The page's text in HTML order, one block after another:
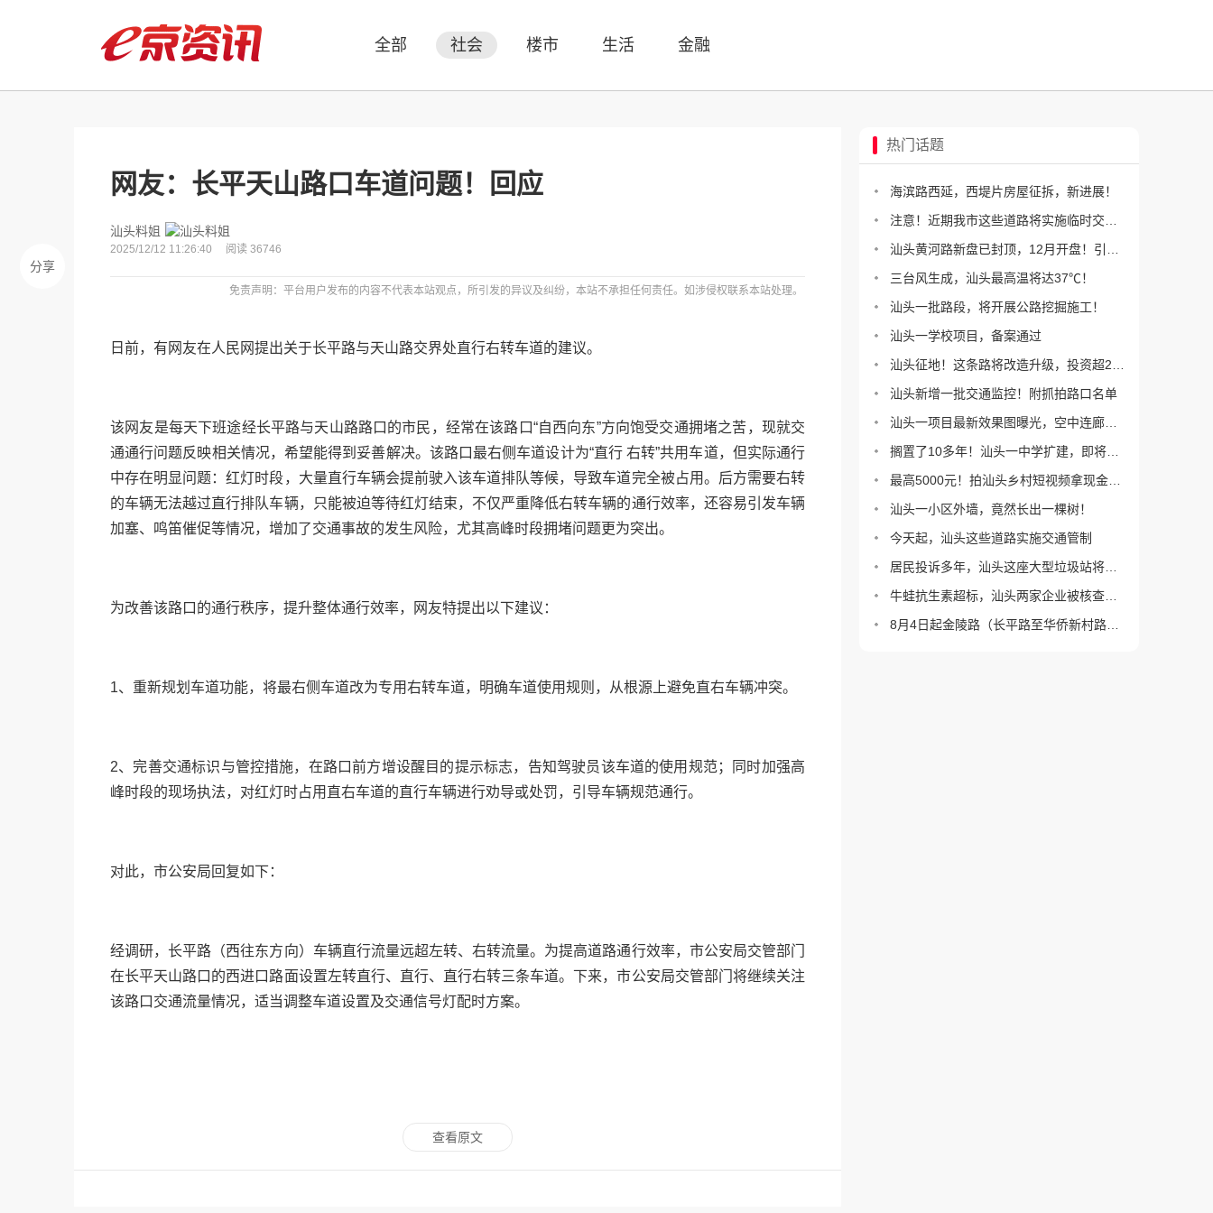
全部 社会 楼市 生活 金融
网友：长平天山路口车道问题！回应
汕头料姐
2025/12/12 11:26:40 阅读 36746
免责声明：平台用户发布的内容不代表本站观点，所引发的异议及纠纷，本站不承担任何责任。如涉侵权联系本站处理。
日前，有网友在人民网提出关于长平路与天山路交界处直行右转车道的建议。
该网友是每天下班途经长平路与天山路路口的市民，经常在该路口“自西向东”方向饱受交通拥堵之苦，现就交
通通行问题反映相关情况，希望能得到妥善解决。该路口最右侧车道设计为“直行 右转”共用车道，但实际通行
中存在明显问题：红灯时段，大量直行车辆会提前驶入该车道排队等候，导致车道完全被占用。后方需要右转
的车辆无法越过直行排队车辆，只能被迫等待红灯结束，不仅严重降低右转车辆的通行效率，还容易引发车辆
加塞、鸣笛催促等情况，增加了交通事故的发生风险，尤其高峰时段拥堵问题更为突出。
为改善该路口的通行秩序，提升整体通行效率，网友特提出以下建议：
1、重新规划车道功能，将最右侧车道改为专用右转车道，明确车道使用规则，从根源上避免直右车辆冲突。
2、完善交通标识与管控措施，在路口前方增设醒目的提示标志，告知驾驶员该车道的使用规范；同时加强高
峰时段的现场执法，对红灯时占用直右车道的直行车辆进行劝导或处罚，引导车辆规范通行。
对此，市公安局回复如下：
经调研，长平路（西往东方向）车辆直行流量远超左转、右转流量。为提高道路通行效率，市公安局交管部门
在长平天山路口的西进口路面设置左转直行、直行、直行右转三条车道。下来，市公安局交管部门将继续关注
该路口交通流量情况，适当调整车道设置及交通信号灯配时方案。
分享
查看原文
热门话题
海滨路西延，西堤片房屋征拆，新进展！
三台风生成，汕头最高温将达37℃！
汕头一批路段，将开展公路挖掘施工！
汕头一学校项目，备案通过
汕头新增一批交通监控！附抓拍路口名单
汕头一小区外墙，竟然长出一棵树！
今天起，汕头这些道路实施交通管制